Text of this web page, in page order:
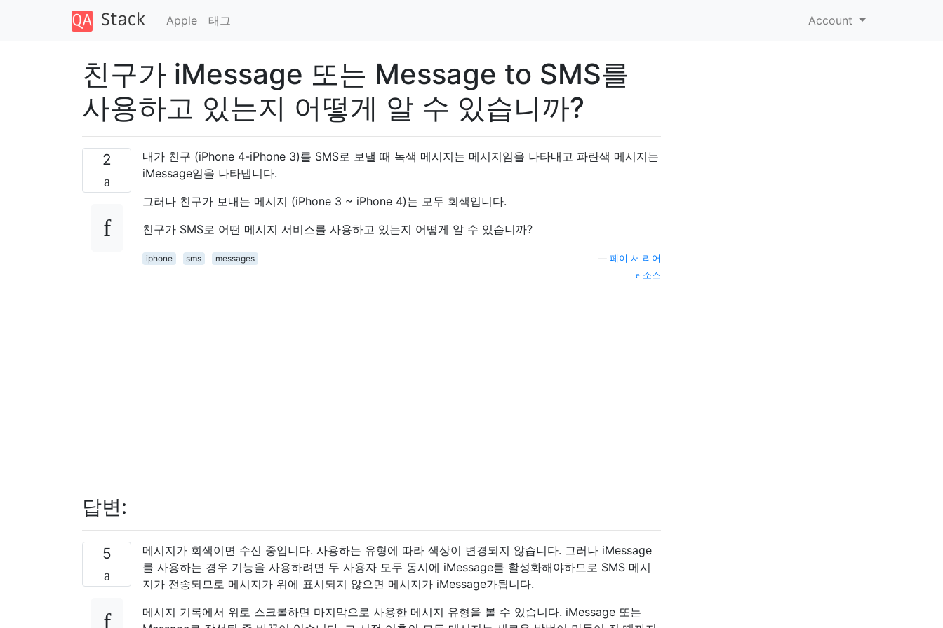
Apple 태그 Account
친구가 iMessage 또는 Message to SMS를
사용하고 있는지 어떻게 알 수 있습니까?
2
내가 친구 (iPhone 4-iPhone 3)를 SMS로 보낼 때 녹색 메시지는 메시지임을 나타내고 파란색 메시지는
iMessage임을 나타냅니다.
그러나 친구가 보내는 메시지 (iPhone 3 ~ iPhone 4)는 모두 회색입니다.
친구가 SMS로 어떤 메시지 서비스를 사용하고 있는지 어떻게 알 수 있습니까?
iphone sms messages
페이 서 리어
소스
답변:
5
메시지가 회색이면 수신 중입니다. 사용하는 유형에 따라 색상이 변경되지 않습니다. 그러나 iMessage
를 사용하는 경우 기능을 사용하려면 두 사용자 모두 동시에 iMessage를 활성화해야하므로 SMS 메시
지가 전송되므로 메시지가 위에 표시되지 않으면 메시지가 iMessage가됩니다.
메시지 기록에서 위로 스크롤하면 마지막으로 사용한 메시지 유형을 볼 수 있습니다. iMessage 또는